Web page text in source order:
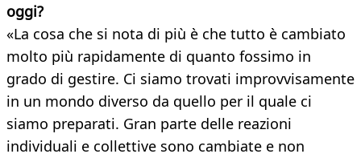
oggi?
«La cosa che si nota di più è che tutto è cambiato
molto più rapidamente di quanto fossimo in
grado di gestire. Ci siamo trovati improvvisamente
in un mondo diverso da quello per il quale ci
siamo preparati. Gran parte delle reazioni
individuali e collettive sono cambiate e non